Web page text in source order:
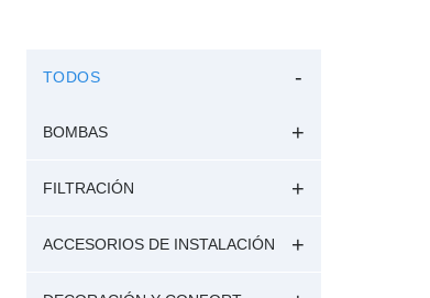
TODOS
BOMBAS
FILTRACIÓN
ACCESORIOS DE INSTALACIÓN